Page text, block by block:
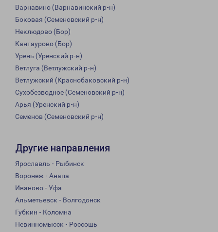
Варнавино (Варнавинский р-н)
Боковая (Семеновский р-н)
Неклюдово (Бор)
Кантаурово (Бор)
Урень (Уренский р-н)
Ветлуга (Ветлужский р-н)
Ветлужский (Краснобаковский р-н)
Сухобезводное (Семеновский р-н)
Арья (Уренский р-н)
Семенов (Семеновский р-н)
Другие направления
Ярославль - Рыбинск
Воронеж - Анапа
Иваново - Уфа
Альметьевск - Волгодонск
Губкин - Коломна
Невинномысск - Россошь